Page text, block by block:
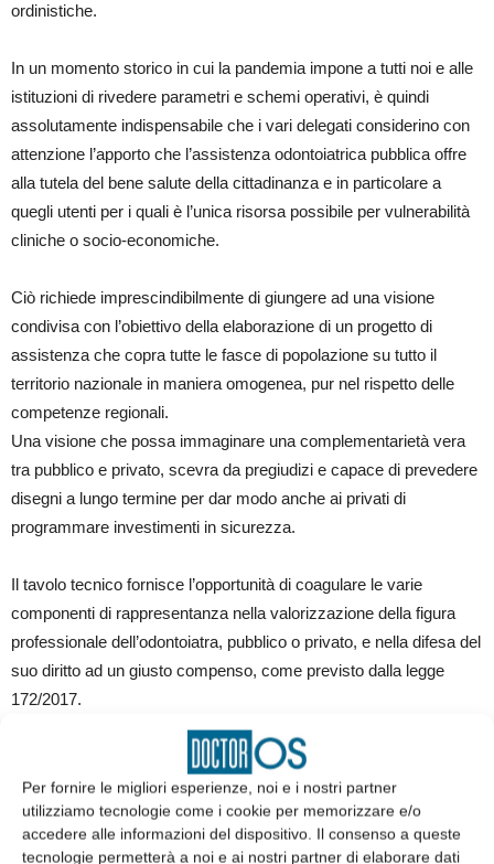
Per fornire le migliori esperienze, noi e i nostri partner
utilizziamo tecnologie come i cookie per memorizzare e/o
accedere alle informazioni del dispositivo. Il consenso a queste
tecnologie permetterà a noi e ai nostri partner di elaborare dati
ordinistiche.
In un momento storico in cui la pandemia impone a tutti noi e alle
istituzioni di rivedere parametri e schemi operativi, è quindi
assolutamente indispensabile che i vari delegati considerino con
attenzione l’apporto che l’assistenza odontoiatrica pubblica offre
alla tutela del bene salute della cittadinanza e in particolare a
quegli utenti per i quali è l’unica risorsa possibile per vulnerabilità
cliniche o socio-economiche.
Ciò richiede imprescindibilmente di giungere ad una visione
condivisa con l’obiettivo della elaborazione di un progetto di
assistenza che copra tutte le fasce di popolazione su tutto il
territorio nazionale in maniera omogenea, pur nel rispetto delle
competenze regionali.
Una visione che possa immaginare una complementarietà vera
tra pubblico e privato, scevra da pregiudizi e capace di prevedere
disegni a lungo termine per dar modo anche ai privati di
programmare investimenti in sicurezza.
Il tavolo tecnico fornisce l’opportunità di coagulare le varie
componenti di rappresentanza nella valorizzazione della figura
professionale dell’odontoiatra, pubblico o privato, e nella difesa del
suo diritto ad un giusto compenso, come previsto dalla legge
172/2017.
Il principio dell’equo compenso è essenziale per la tutela della
dignità professionale e garantisce al contempo il paziente sulla
adeguatezza prestazionale sotto il profilo qualitativo e quantitativo.
Da ciò si evince l’importanza di un tariffario di riferimento che sia